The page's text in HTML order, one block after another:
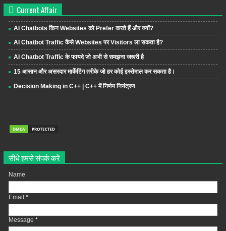
Current Affair
AI Chatbots किन Websites को Prefer करते हैं और क्यों?
AI Chatbot Traffic कैसे Websites पर Visitors ला सकता है?
AI Chatbot Traffic के फायदे जो अभी से समझना जरूरी है
15 आसान और असरदार मार्केटिंग तरीके जो हर कोई इस्तेमाल कर सकता है।
Decision Making in C++ | C++ में निर्णय नियंत्रण
सीधे हमसे संपर्क करें
Name
Email *
Message *